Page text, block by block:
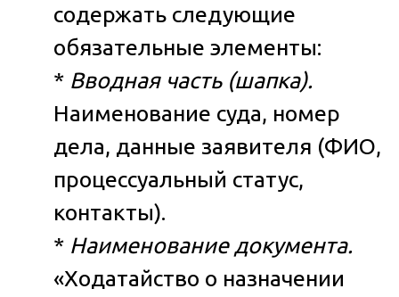
содержать следующие
обязательные элементы:
* Вводная часть (шапка).
Наименование суда, номер
дела, данные заявителя (ФИО,
процессуальный статус,
контакты).
* Наименование документа.
«Ходатайство о назначении